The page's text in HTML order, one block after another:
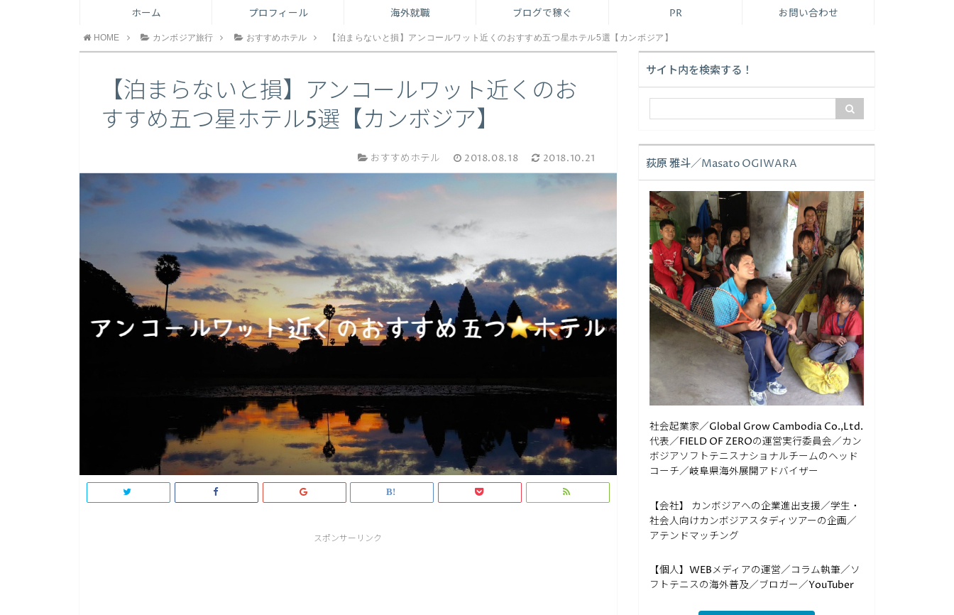
ホーム プロフィール 海外就職 ブログで稼ぐ PR お問い合わせ
HOME カンボジア旅行 おすすめホテル 【泊まらないと損】アンコールワット近くのおすすめ五つ星ホテル5選【カンボジア】
【泊まらないと損】アンコールワット近くのお
すすめ五つ星ホテル5選【カンボジア】
おすすめホテル 2018.08.18 2018.10.21
スポンサーリンク
サイト内を検索する！
荻原 雅斗／Masato OGIWARA
社会起業家／Global Grow Cambodia Co.,Ltd.
代表／FIELD OF ZEROの運営実行委員会／カン
ボジアソフトテニスナショナルチームのヘッド
コーチ／岐阜県海外展開アドバイザー
【会社】 カンボジアへの企業進出支援／学生・
社会人向けカンボジアスタディツアーの企画／
アテンドマッチング
【個人】WEBメディアの運営／コラム執筆／ソ
フトテニスの海外普及／ブロガー／YouTuber